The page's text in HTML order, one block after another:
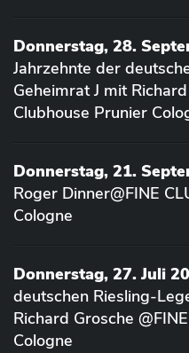
Donnerstag, 28.
Jahrzehnte der
Geheimrat J mit
Clubhouse Prunier
Donnerstag, 21.
Roger Dinner@FINE
Cologne
Donnerstag, 27. Juli
deutschen Riesling-
Richard Grosche
Cologne